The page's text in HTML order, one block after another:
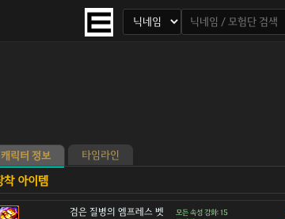
캐릭터 정보 타임라인
검은 질병의 엠프레스 벳
모든 속성 강화: 15